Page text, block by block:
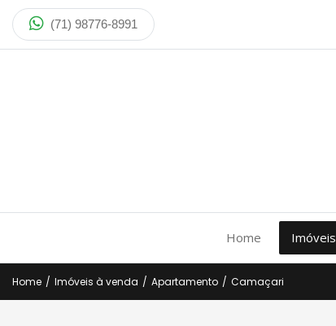
(71) 98776-8991
Home Imóveis
Home / Imóveis à venda / Apartamento / Camaçari